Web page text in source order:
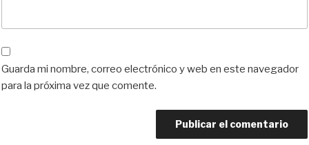
Guarda mi nombre, correo electrónico y web en este navegador
para la próxima vez que comente.